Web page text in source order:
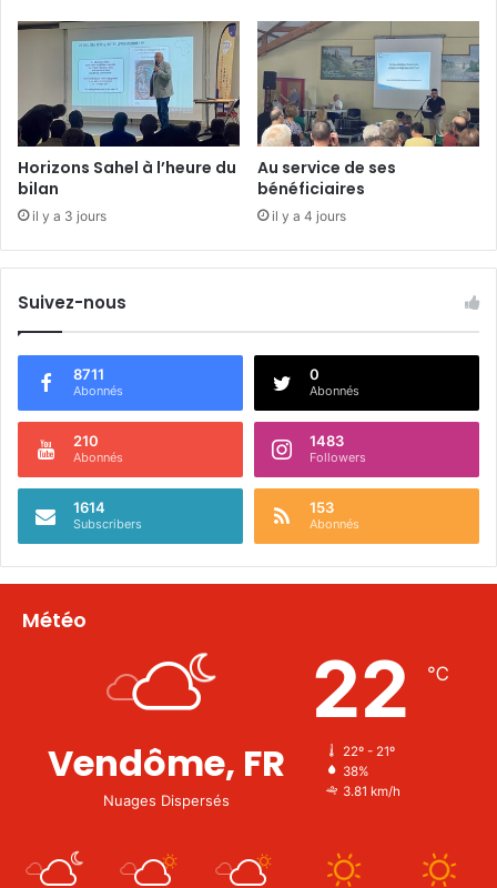
c
u
i
t
C
u
e
r
Horizons Sahel à l’heure du
bilan
il y a 3 jours
Au service de ses
bénéficiaires
il y a 4 jours
Suivez-nous
8711
Abonnés
0
Abonnés
210
Abonnés
1483
Followers
1614
Subscribers
153
Abonnés
Météo
Vendôme, FR
Nuages Dispersés
22 ℃
22º - 21º
38%
3.81 km/h